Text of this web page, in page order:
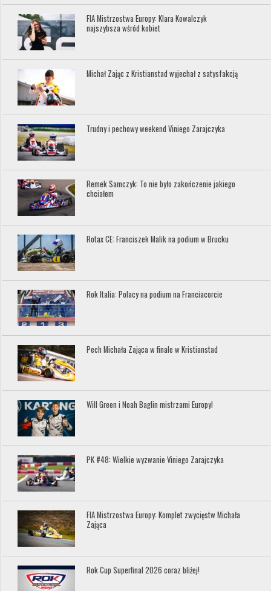
FIA Mistrzostwa Europy: Klara Kowalczyk
najszybsza wśród kobiet
Michał Zając z Kristianstad wyjechał z satysfakcją
Trudny i pechowy weekend Viniego Zarajczyka
Remek Samczyk: To nie było zakończenie jakiego
chciałem
Rotax CE: Franciszek Malik na podium w Brucku
Rok Italia: Polacy na podium na Franciacorcie
Pech Michała Zająca w finale w Kristianstad
Will Green i Noah Baglin mistrzami Europy!
PK #48: Wielkie wyzwanie Viniego Zarajczyka
FIA Mistrzostwa Europy: Komplet zwycięstw Michała
Zająca
Rok Cup Superfinal 2026 coraz bliżej!